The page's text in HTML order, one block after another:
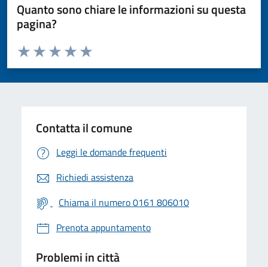
Quanto sono chiare le informazioni su questa
pagina?
Valuta da 1 a 5 stelle la pagina
Valuta 5 stelle su 5
Valuta 4 stelle su 5
Valuta 3 stelle su 5
Valuta 2 stelle su 5
Valuta 1 stelle su 5
Contatta il comune
Leggi le domande frequenti
Richiedi assistenza
Chiama il numero 0161 806010
Prenota appuntamento
Problemi in città